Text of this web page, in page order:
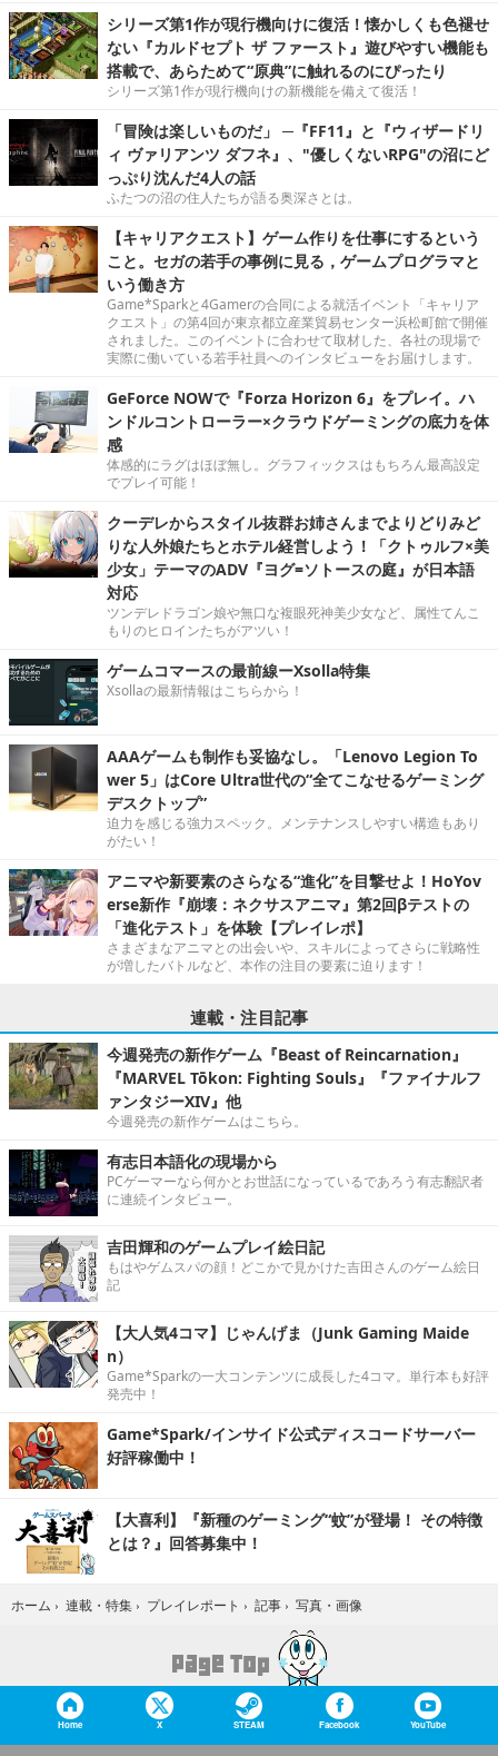
シリーズ第1作が現行機向けに復活！懐かしくも色褪せ
ない『カルドセプト ザ ファースト』遊びやすい機能も
搭載で、あらためて“原典”に触れるのにぴったり
シリーズ第1作が現行機向けの新機能を備えて復活！
「冒険は楽しいものだ」 ─『FF11』と『ウィザードリ
ィ ヴァリアンツ ダフネ』、"優しくないRPG"の沼にど
っぷり沈んだ4人の話
ふたつの沼の住人たちが語る奥深さとは。
【キャリアクエスト】ゲーム作りを仕事にするという
こと。セガの若手の事例に見る，ゲームプログラマと
いう働き方
Game*Sparkと4Gamerの合同による就活イベント「キャリア
クエスト」の第4回が東京都立産業貿易センター浜松町館で開催
されました。このイベントに合わせて取材した、各社の現場で
実際に働いている若手社員へのインタビューをお届けします。
GeForce NOWで『Forza Horizon 6』をプレイ。ハ
ンドルコントローラー×クラウドゲーミングの底力を体
感
体感的にラグはほぼ無し。グラフィックスはもちろん最高設定
でプレイ可能！
クーデレからスタイル抜群お姉さんまでよりどりみど
りな人外娘たちとホテル経営しよう！「クトゥルフ×美
少女」テーマのADV『ヨグ=ソトースの庭』が日本語
対応
ツンデレドラゴン娘や無口な複眼死神美少女など、属性てんこ
もりのヒロインたちがアツい！
ゲームコマースの最前線ーXsolla特集
Xsollaの最新情報はこちらから！
AAAゲームも制作も妥協なし。「Lenovo Legion To
wer 5」はCore Ultra世代の“全てこなせるゲーミング
デスクトップ”
迫力を感じる強力スペック。メンテナンスしやすい構造もあり
がたい！
アニマや新要素のさらなる“進化”を目撃せよ！HoYov
erse新作『崩壊：ネクサスアニマ』第2回βテストの
「進化テスト」を体験【プレイレポ】
さまざまなアニマとの出会いや、スキルによってさらに戦略性
が増したバトルなど、本作の注目の要素に迫ります！
連載・注目記事
今週発売の新作ゲーム『Beast of Reincarnation』
『MARVEL Tōkon: Fighting Souls』『ファイナルフ
ァンタジーXIV』他
今週発売の新作ゲームはこちら。
有志日本語化の現場から
PCゲーマーなら何かとお世話になっているであろう有志翻訳者
に連続インタビュー。
吉田輝和のゲームプレイ絵日記
もはやゲムスパの顔！どこかで見かけた吉田さんのゲーム絵日
記
【大人気4コマ】じゃんげま（Junk Gaming Maide
n）
Game*Sparkの一大コンテンツに成長した4コマ。単行本も好評
発売中！
Game*Spark/インサイド公式ディスコードサーバー
好評稼働中！
【大喜利】『新種のゲーミング“蚊”が登場！ その特徴
とは？』回答募集中！
ホーム › 連載・特集 › プレイレポート › 記事 › 写真・画像
Home X STEAM Facebook YouTube